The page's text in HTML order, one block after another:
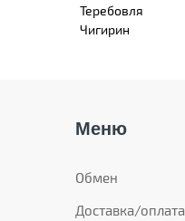
Теребовля
Чигирин
Меню
Обмен
Доставка/оплата